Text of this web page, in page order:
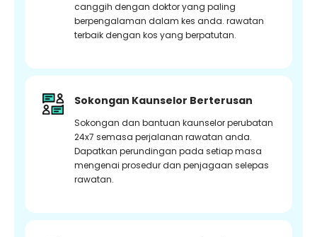
canggih dengan doktor yang paling
berpengalaman dalam kes anda. rawatan
terbaik dengan kos yang berpatutan.
Sokongan Kaunselor Berterusan
Sokongan dan bantuan kaunselor perubatan
24x7 semasa perjalanan rawatan anda.
Dapatkan perundingan pada setiap masa
mengenai prosedur dan penjagaan selepas
rawatan.